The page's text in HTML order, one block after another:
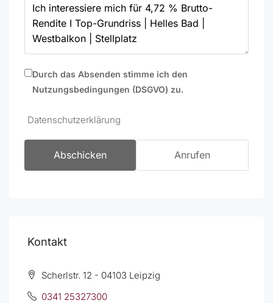
Durch das Absenden stimme ich den
Nutzungsbedingungen (DSGVO) zu.
Datenschutzerklärung
Abschicken Anrufen
Kontakt
Scherlstr. 12 - 04103 Leipzig
0341 25327300